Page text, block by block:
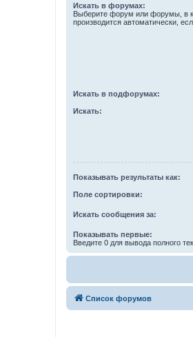
Искать в форумах:
Выберите форум или форумы, в
производится автоматически,
Искать в подфорумах:
Искать:
Показывать результаты как:
Поле сортировки:
Искать сообщения за:
Показывать первые:
Введите 0 для вывода полного
Список форумов